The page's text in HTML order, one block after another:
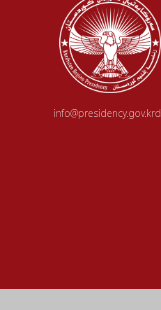
info@presidency.gov.krd